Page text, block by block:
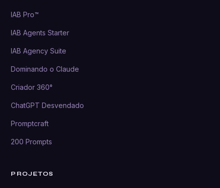
IAB Pro™
IAB Agents Starter
IAB Agency Suite
Dominando o Claude
Criador 360°
ChatGPT Desvendado
Promptcraft
200 Prompts
PROJETOS